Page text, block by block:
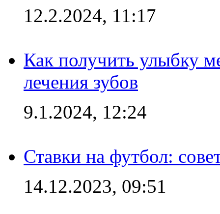
12.2.2024, 11:17
Как получить улыбку
лечения зубов
9.1.2024, 12:24
Ставки на футбол:
14.12.2023, 09:51